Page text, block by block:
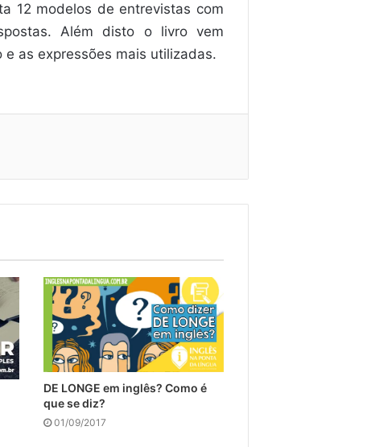
12 modelos de entrevistas com
Além disto o livro vem
as expressões mais utilizadas.
DE LONGE em inglês? Como é
que se diz?
01/09/2017